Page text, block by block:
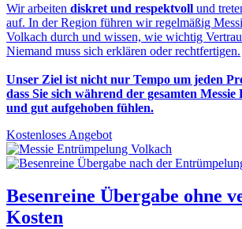
Wir arbeiten diskret und respektvoll und
auf. In der Region führen wir regelmäßig
Volkach durch und wissen, wie wichtig
Niemand muss sich erklären oder rechtfertigen.
Unser Ziel ist nicht nur Tempo um jeden
dass Sie sich während der gesamten
und gut aufgehoben fühlen.
Kostenloses Angebot
Besenreine Übergabe ohne
Kosten